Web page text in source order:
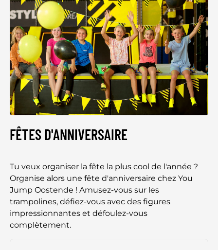
FÊTES D'ANNIVERSAIRE
Tu veux organiser la fête la plus cool de l'année ?
Organise alors une fête d'anniversaire chez You
Jump Oostende ! Amusez-vous sur les
trampolines, défiez-vous avec des figures
impressionnantes et défoulez-vous
complètement.